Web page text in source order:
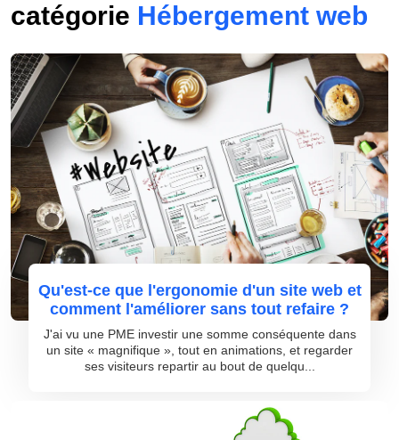
catégorie Hébergement web
Qu'est-ce que l'ergonomie d'un site web et
comment l'améliorer sans tout refaire ?
J'ai vu une PME investir une somme conséquente dans
un site « magnifique », tout en animations, et regarder
ses visiteurs repartir au bout de quelqu...